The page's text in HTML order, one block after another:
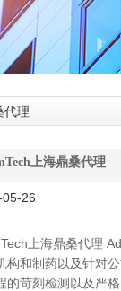
代理
上海鼎桑代理
26
上海鼎桑代理
构和制药以及针对
的苛刻检测以及严